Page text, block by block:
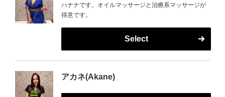
ハナナです。オイルマッサージと治療系マッサージが
得意です。
Select
アカネ(Akane)